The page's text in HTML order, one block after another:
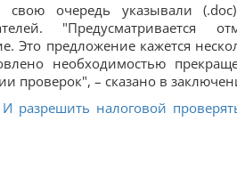
очередь указывали
"Предусматривается
Это предложение кажется
необходимостью
проверок", – сказано в
разрешить налоговой